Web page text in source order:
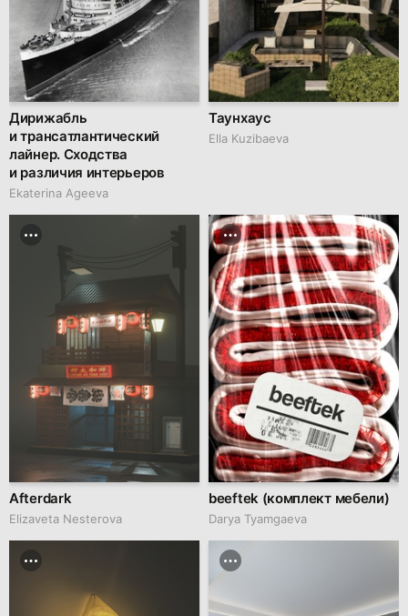
Дирижабль
и трансатлантический
лайнер. Сходства
и различия интерьеров
Ekaterina Ageeva
Таунхаус
Ella Kuzibaeva
Afterdark
Elizaveta Nesterova
beeftek (комплект мебели)
Darya Tyamgaeva